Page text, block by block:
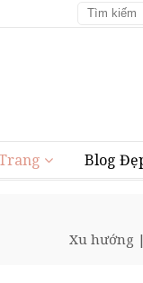
Blog
Xu hướng |